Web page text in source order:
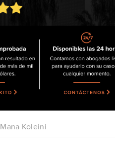
Mana Koleini